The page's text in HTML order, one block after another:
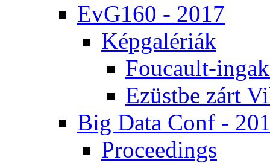
EvG160 - 2017
Kép­ga­lé­ri­ák
Fo­u­ca­ult-
Ezüst­be zárt
Big Da­ta Conf -
Pro­ce­e­dings